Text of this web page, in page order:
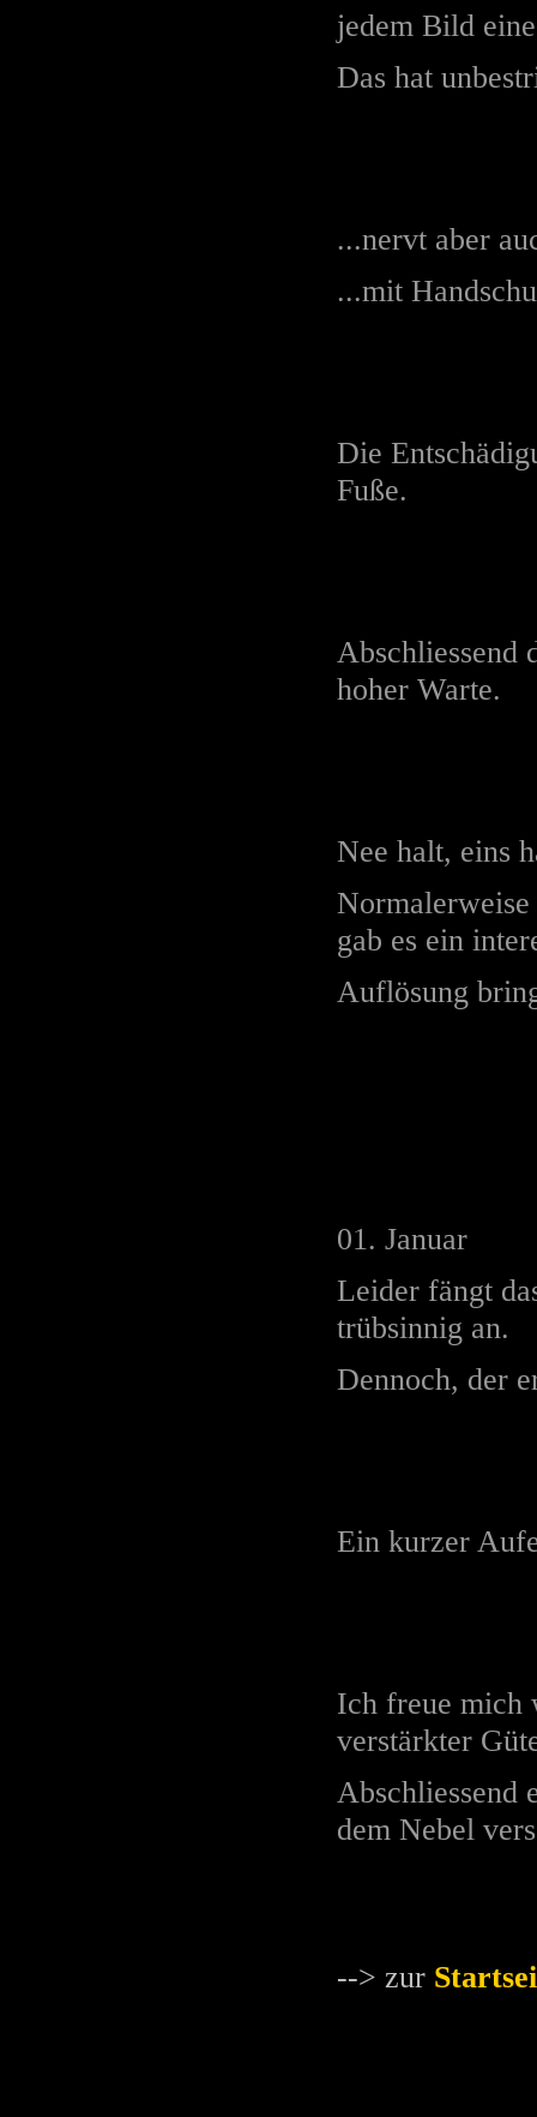
jedem Bild
Das hat
...nervt aber
...mit
Die
Fuße.
Abschliessend
hoher Warte.
Nee halt, eins
gab es ein
Auflösung
01. Januar
Leider fängt
trübsinnig an.
Dennoch, der
Ein kurzer
Ich freue mich
verstärkter
Abschliessend
dem Nebel
--> zur